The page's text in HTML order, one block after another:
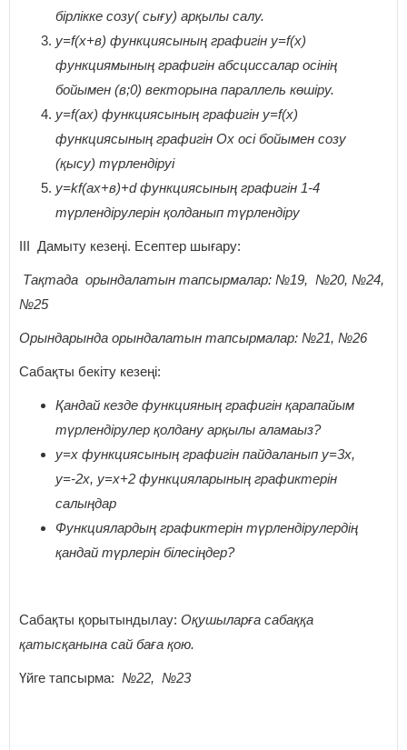
бірлікке созу( сығу) арқылы салу.
y=f(x+в) функциясының графигін y=f(x)
функциямының графигін абсциссалар осінің
бойымен (в;0) векторына параллель көшіру.
y=f(аx) функциясының графигін y=f(x)
функциясының графигін Ох осі бойымен созу
(қысу) түрлендіруі
y=kf(аx+в)+d функциясының графигін 1-4
түрлендірулерін қолданып түрлендіру
ІІІ Дамыту кезеңі. Есептер шығару:
Тақтада орындалатын тапсырмалар: №19, №20, №24,
№25
Орындарында орындалатын тапсырмалар: №21, №26
Сабақты бекіту кезеңі:
Қандай кезде функцияның графигін қарапайым
түрлендірулер қолдану арқылы аламаыз?
y=х функциясының графигін пайдаланып y=3х,
y=-2х, y=х+2 функцияларының графиктерін
салыңдар
Функциялардың графиктерін түрлендірулердің
қандай түрлерін білесіңдер?
Сабақты қорытындылау: Оқушыларға сабаққа
қатысқанына сай баға қою.
Үйге тапсырма: №22, №23